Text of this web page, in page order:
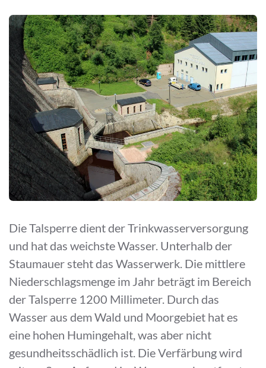
Die Talsperre dient der Trinkwasserversorgung
und hat das weichste Wasser. Unterhalb der
Staumauer steht das Wasserwerk. Die mittlere
Niederschlagsmenge im Jahr beträgt im Bereich
der Talsperre 1200 Millimeter. Durch das
Wasser aus dem Wald und Moorgebiet hat es
eine hohen Humingehalt, was aber nicht
gesundheitsschädlich ist. Die Verfärbung wird